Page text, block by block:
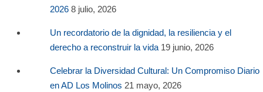
2026 8 julio, 2026
Un recordatorio de la dignidad, la resiliencia y el
derecho a reconstruir la vida 19 junio, 2026
Celebrar la Diversidad Cultural: Un Compromiso Diario
en AD Los Molinos 21 mayo, 2026